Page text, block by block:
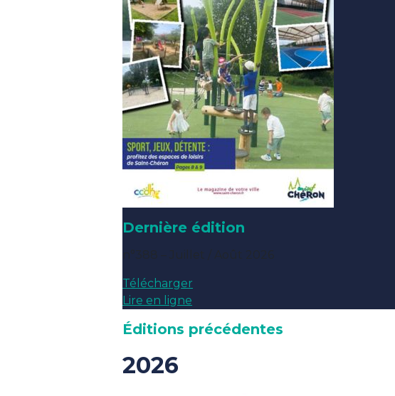
Dernière édition
n°388 – Juillet / Août 2026
Télécharger
Lire en ligne
Éditions précédentes
2026